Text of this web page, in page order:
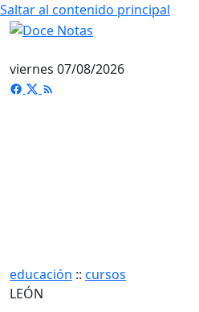
Saltar al contenido principal
viernes 07/08/2026
educación :: cursos
LEÓN